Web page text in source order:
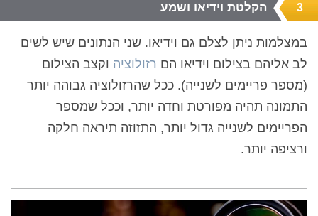
3 הקלטת וידיאו ושמע
במצלמות ניתן לצלם גם וידיאו. שני הנתונים שיש לשים
לב אליהם בצילום וידיאו הם רזולוציה וקצב הצילום
(מספר פריימים לשנייה). ככל שהרזולוציה גבוהה יותר
התמונה תהיה מפורטת וחדה יותר, וככל שמספר
הפריימים לשנייה גדול יותר, התזוזה תיראה חלקה
ורציפה יותר.